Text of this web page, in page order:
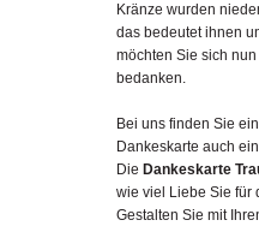
Kränze wurden
das bedeutet ihnen
möchten Sie sich
bedanken.
Bei uns finden Sie
Dankeskarte auch
Die Dankeskarte
wie viel Liebe Sie für
Gestalten Sie mit